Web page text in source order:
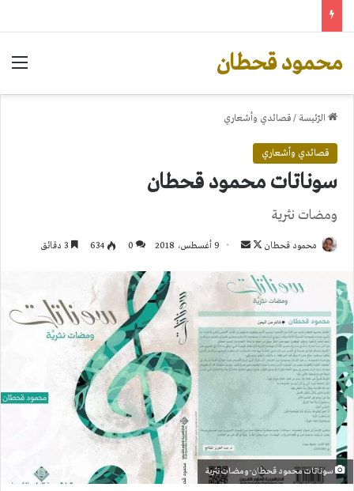
محمود قحطان
الرّئيسة /قصائدي وأشعاري
قصائدي وأشعاري
سوناتات محمود قحطان
ومضات نثرية
محمود قحطان
تابعأرسل
إلكترونيا
9 أغسطس، 2018 0
634
سوناتات محمود قحطان-ومضات نثرية